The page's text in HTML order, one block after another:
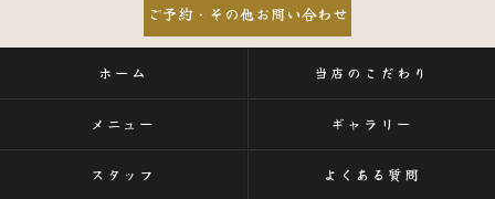
ご予約・その他お問い合わせ
ホーム 当店のこだわり
メニュー ギャラリー
スタッフ よくある質問